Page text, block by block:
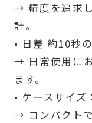
→ 精度を追求
計。
• 日差 約10秒
→ 日常使用に
ます。
• ケースサイズ
→ コンパクト